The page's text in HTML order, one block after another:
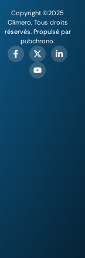
Copyright ©2025
Climero, Tous droits
réservés. Propulsé par
pubchrono.